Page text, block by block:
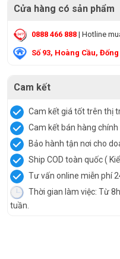
Cửa hàng có sản phẩm
0888 466 888 | Hotline
Số 93, Hoàng Cầu,
Cam kết
Cam kết giá tốt trên thị
Cam kết bán hàng chính
Bảo hành tận nơi cho
Ship COD toàn quốc (
Tư vấn online miễn phí
Thời gian làm việc: Từ
tuần.